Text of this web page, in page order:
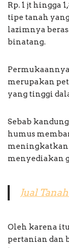
Rp. 1 jt hingga
tipe tanah
lazimnya
binatang.
merupakan
yang tinggi
Sebab
humus
meningkatkan
menyediakan
Jual
Oleh karena
pertanian dan